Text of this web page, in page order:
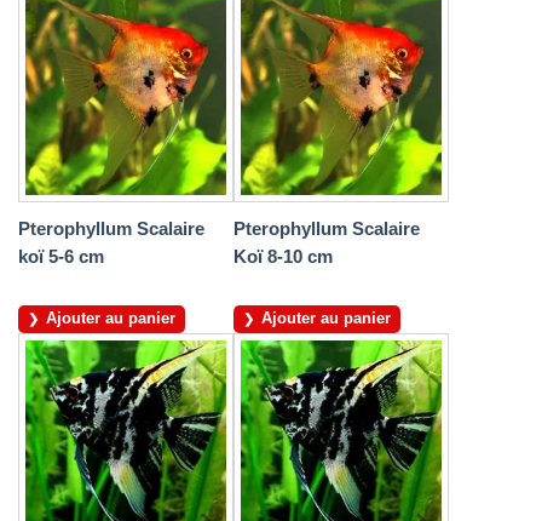
Pterophyllum Scalaire
koï 5-6 cm
Ajouter au panier
Pterophyllum Scalaire
Koï 8-10 cm
Ajouter au panier